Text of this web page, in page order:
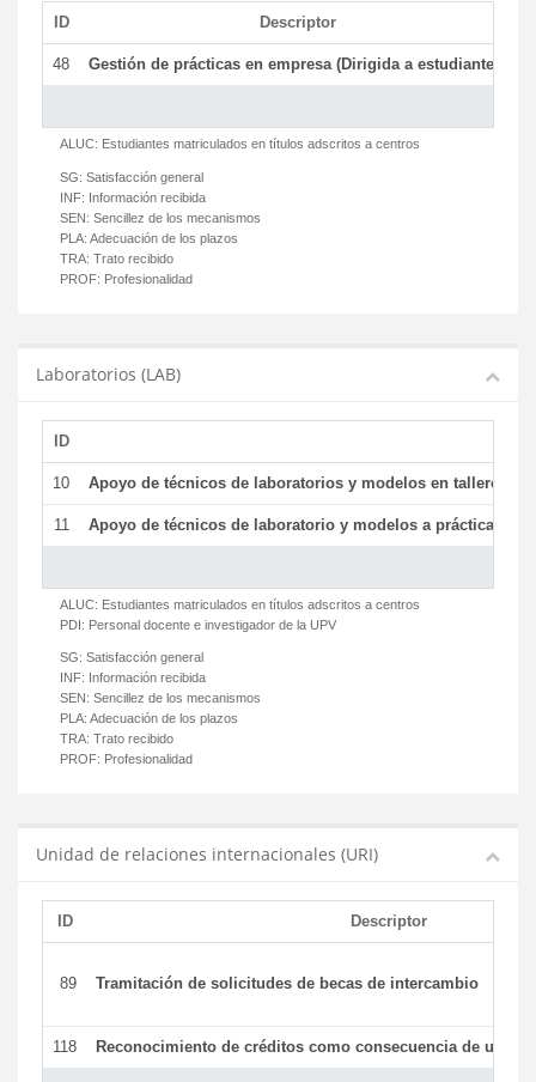
ID Descriptor
48 Gestión de prácticas en empresa (Dirigida a estudiantes)
ALUC: Estudiantes matriculados en títulos adscritos a centros
SG: Satisfacción general
INF: Información recibida
SEN: Sencillez de los mecanismos
PLA: Adecuación de los plazos
TRA: Trato recibido
PROF: Profesionalidad
Laboratorios (LAB)
ID
10 Apoyo de técnicos de laboratorios y modelos en talleres/
11 Apoyo de técnicos de laboratorio y modelos a prácticas y
ALUC: Estudiantes matriculados en títulos adscritos a centros
PDI: Personal docente e investigador de la UPV
SG: Satisfacción general
INF: Información recibida
SEN: Sencillez de los mecanismos
PLA: Adecuación de los plazos
TRA: Trato recibido
PROF: Profesionalidad
Unidad de relaciones internacionales (URI)
ID Descriptor
89 Tramitación de solicitudes de becas de intercambio
118 Reconocimiento de créditos como consecuencia de un